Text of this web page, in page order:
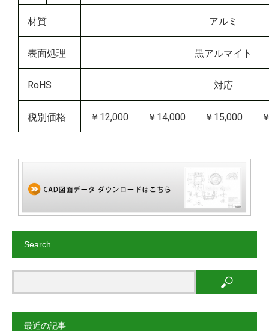
材質 アルミ
表面処理 黒アルマイト
RoHS 対応
税別価格 ￥12,000 ￥14,000 ￥15,000
Search
最近の記事